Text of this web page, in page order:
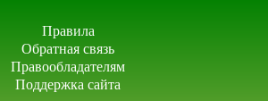
Правила
Обратная связь
Правообладателям
Поддержка сайта